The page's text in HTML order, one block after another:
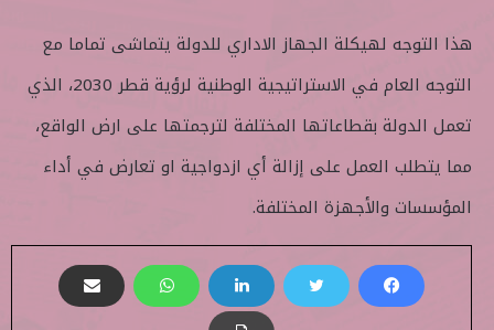
هذا التوجه لهيكلة الجهاز الاداري للدولة يتماشى تماما مع
التوجه العام في الاستراتيجية الوطنية لرؤية قطر 2030، الذي
تعمل الدولة بقطاعاتها المختلفة لترجمتها على ارض الواقع،
مما يتطلب العمل على إزالة أي ازدواجية او تعارض في أداء
المؤسسات والأجهزة المختلفة.